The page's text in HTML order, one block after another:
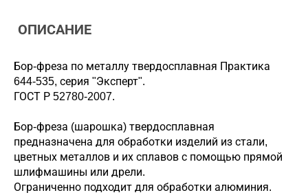
ОПИСАНИЕ
Бор-фреза по металлу твердосплавная Практика
644-535, серия "Эксперт".
ГОСТ Р 52780-2007.
Бор-фреза (шарошка) твердосплавная
предназначена для обработки изделий из стали,
цветных металлов и их сплавов с помощью прямой
шлифмашины или дрели.
Ограниченно подходит для обработки алюминия.